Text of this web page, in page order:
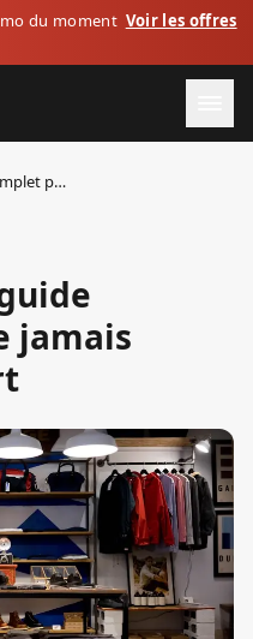
du moment Voir les offres
Zalando : notre guide complet pour ne jamais payer le prix fort
jamais